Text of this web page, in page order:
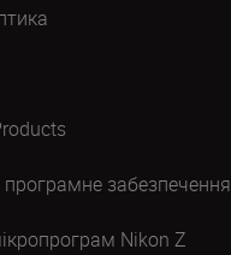
забезпечення
Nikon Z